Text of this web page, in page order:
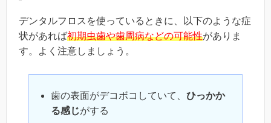
デンタルフロスを使っているときに、以下のような症
状があれば初期虫歯や歯周病などの可能性がありま
す。よく注意しましょう。
歯の表面がデコボコしていて、 ひっかか
る感じがする